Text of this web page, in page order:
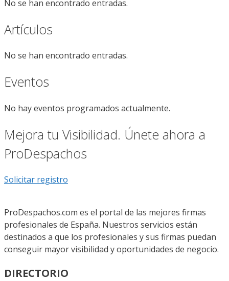
No se han encontrado entradas.
Artículos
No se han encontrado entradas.
Eventos
No hay eventos programados actualmente.
Mejora tu Visibilidad. Únete ahora a
ProDespachos
Solicitar registro
ProDespachos.com es el portal de las mejores firmas
profesionales de España. Nuestros servicios están
destinados a que los profesionales y sus firmas puedan
conseguir mayor visibilidad y oportunidades de negocio.
DIRECTORIO